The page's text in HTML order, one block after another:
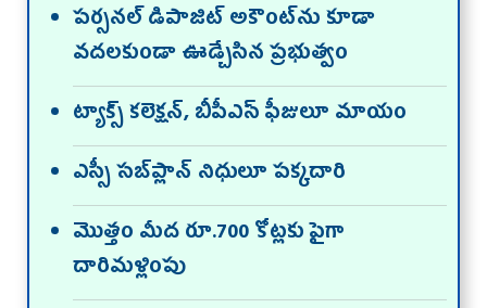
పర్సనల్‌ డిపాజిట్‌ అకౌంట్‌ను కూడా
వదలకుండా ఊడ్చేసిన ప్రభుత్వం
ట్యాక్స్‌ కలెక్షన్, బీపీఎస్‌ ఫీజులూ మాయం
ఎస్సీ సబ్‌ప్లాన్‌ నిధులూ పక్కదారి
మొత్తం మీద రూ.700 కోట్లకు పైగా
దారిమళ్లింపు